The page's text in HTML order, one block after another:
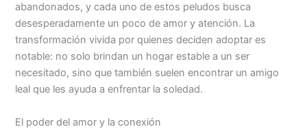
abandonados, y cada uno de estos peludos busca
desesperadamente un poco de amor y atención. La
transformación vivida por quienes deciden adoptar es
notable: no solo brindan un hogar estable a un ser
necesitado, sino que también suelen encontrar un amigo
leal que les ayuda a enfrentar la soledad.
El poder del amor y la conexión